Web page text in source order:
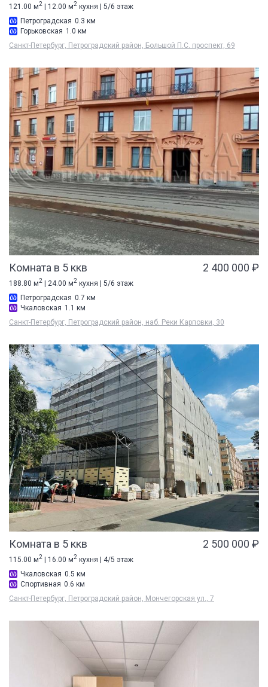
121.00 м2 | 12.00 м2 кухня | 5/6 этаж
Петроградская 0.3 км
Горьковская 1.0 км
Санкт-Петербург, Петроградский район, Большой П.С. проспект, 69
Комната в 5 ккв 2 400 000 ₽
188.80 м2 | 24.00 м2 кухня | 5/6 этаж
Петроградская 0.7 км
Чкаловская 1.1 км
Санкт-Петербург, Петроградский район, наб. Реки Карповки, 30
Комната в 5 ккв 2 500 000 ₽
115.00 м2 | 16.00 м2 кухня | 4/5 этаж
Чкаловская 0.5 км
Спортивная 0.6 км
Санкт-Петербург, Петроградский район, Мончегорская ул., 7